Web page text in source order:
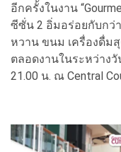
อีกครั้งในงาน
ซีซั่น 2 อิ่มอร่อยกับกว่
หวาน ขนม เครื่องดื่ม
ตลอดงานในระหว่างวั
21.00 น. ณ Central